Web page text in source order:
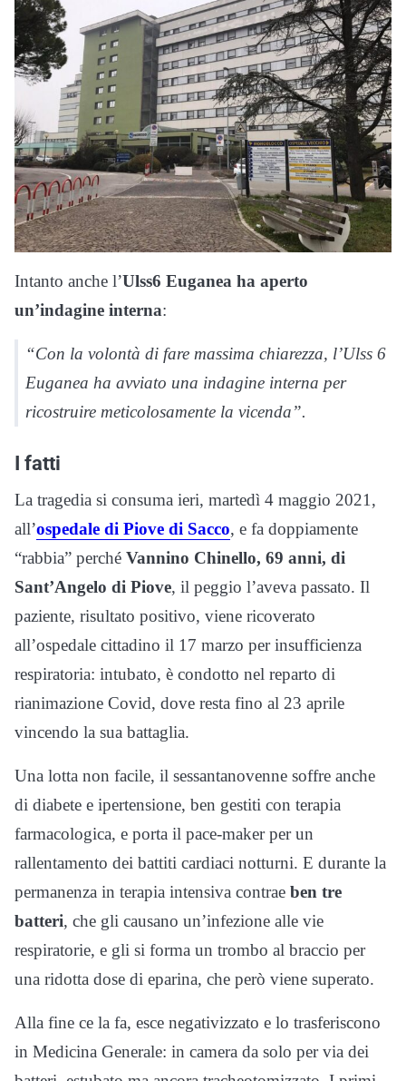
Intanto anche l’Ulss6 Euganea ha aperto
un’indagine interna:
“Con la volontà di fare massima chiarezza, l’Ulss 6
Euganea ha avviato una indagine interna per
ricostruire meticolosamente la vicenda”.
I fatti
La tragedia si consuma ieri, martedì 4 maggio 2021,
all’ospedale di Piove di Sacco, e fa doppiamente
“rabbia” perché Vannino Chinello, 69 anni, di
Sant’Angelo di Piove, il peggio l’aveva passato. Il
paziente, risultato positivo, viene ricoverato
all’ospedale cittadino il 17 marzo per insufficienza
respiratoria: intubato, è condotto nel reparto di
rianimazione Covid, dove resta fino al 23 aprile
vincendo la sua battaglia.
Una lotta non facile, il sessantanovenne soffre anche
di diabete e ipertensione, ben gestiti con terapia
farmacologica, e porta il pace-maker per un
rallentamento dei battiti cardiaci notturni. E durante la
permanenza in terapia intensiva contrae ben tre
batteri, che gli causano un’infezione alle vie
respiratorie, e gli si forma un trombo al braccio per
una ridotta dose di eparina, che però viene superato.
Alla fine ce la fa, esce negativizzato e lo trasferiscono
in Medicina Generale: in camera da solo per via dei